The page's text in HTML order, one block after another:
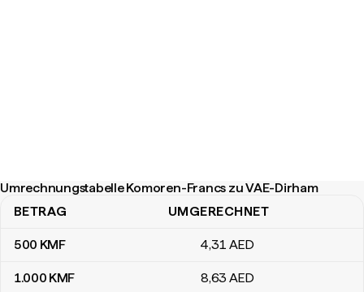
Umrechnungstabelle Komoren-Francs zu VAE-Dirham
Umrechnungstabelle Komoren-Francs zu VAE-Dirham
BETRAG UMGERECHNET
500 KMF 4,31 AED
1.000 KMF 8,63 AED